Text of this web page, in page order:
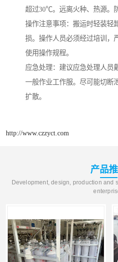
超过30℃。远离火种、热源。
操作注意事项：搬运时轻装轻
损。操作人员必须经过培训，
使用操作规程。
应急处理：建议应急处理人员
一般作业工作服。尽可能切断
扩散。
http://www.czzyct.com
产品
Development, design, production and